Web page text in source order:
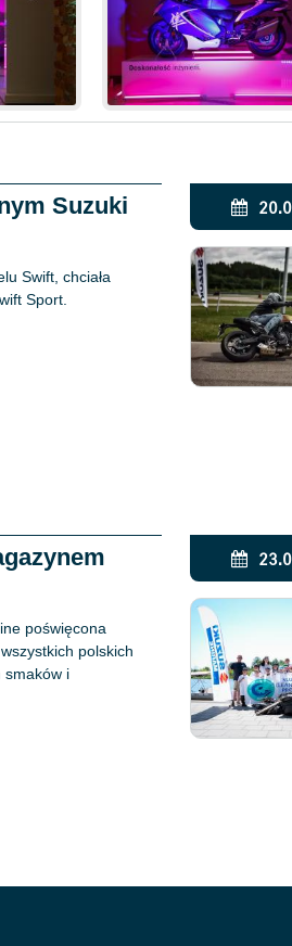
Suzuki
Swift, chciała
Sport.
poświęcona
polskich
smaków i